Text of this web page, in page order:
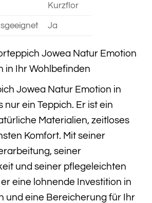
Kurzflor
Ja
Jowea Natur Emotion
in Ihr Wohlbefinden
Jowea Natur Emotion in
nur ein Teppich. Er ist ein
Materialien, zeitloses
Komfort. Mit seiner
seiner
und seiner pflegeleichten
eine lohnende Investition in
und eine Bereicherung für Ihr